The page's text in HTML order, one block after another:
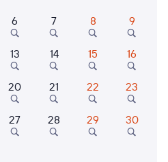
6 7 8 9
13 14 15 16
20 21 22 23
27 28 29 30